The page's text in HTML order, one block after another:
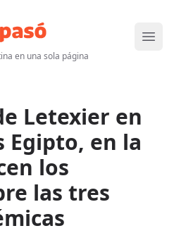
en una sola página
Abrir
Letexier en
en la
los
las tres